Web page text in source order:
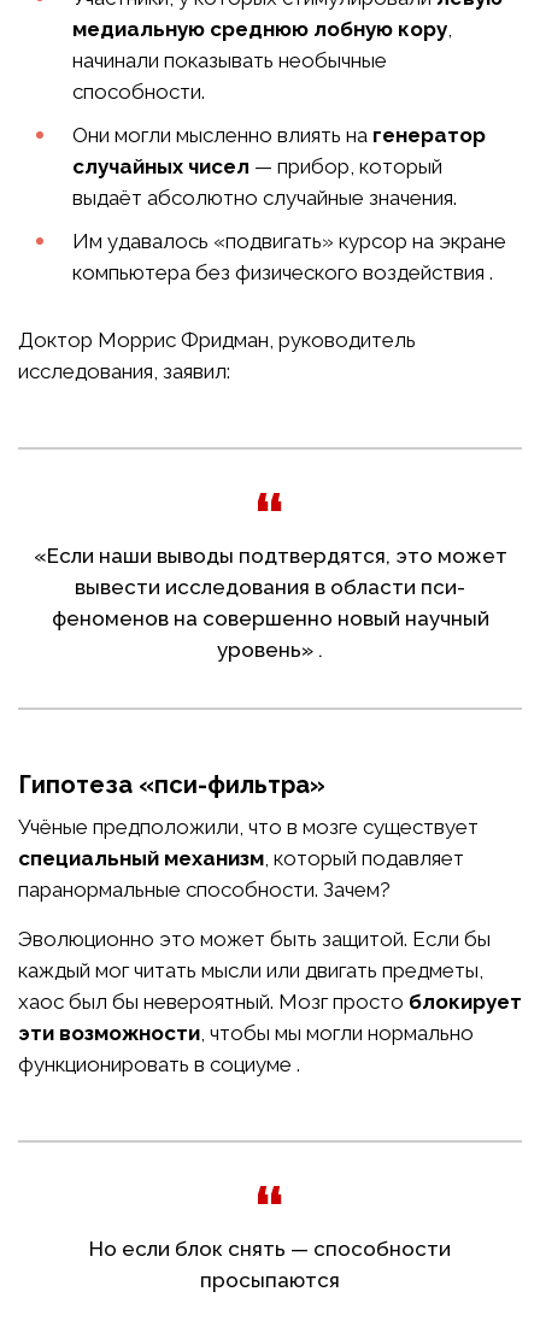
медиальную среднюю лобную кору,
начинали показывать необычные
способности.
Они могли мысленно влиять на генератор
случайных чисел — прибор, который
выдаёт абсолютно случайные значения.
Им удавалось «подвигать» курсор на экране
компьютера без физического воздействия .
Доктор Моррис Фридман, руководитель
исследования, заявил:
«Если наши выводы подтвердятся, это может
вывести исследования в области пси-
феноменов на совершенно новый научный
уровень» .
Гипотеза «пси-фильтра»
Учёные предположили, что в мозге существует
специальный механизм, который подавляет
паранормальные способности. Зачем?
Эволюционно это может быть защитой. Если бы
каждый мог читать мысли или двигать предметы,
хаос был бы невероятный. Мозг просто блокирует
эти возможности, чтобы мы могли нормально
функционировать в социуме .
Но если блок снять — способности
просыпаются